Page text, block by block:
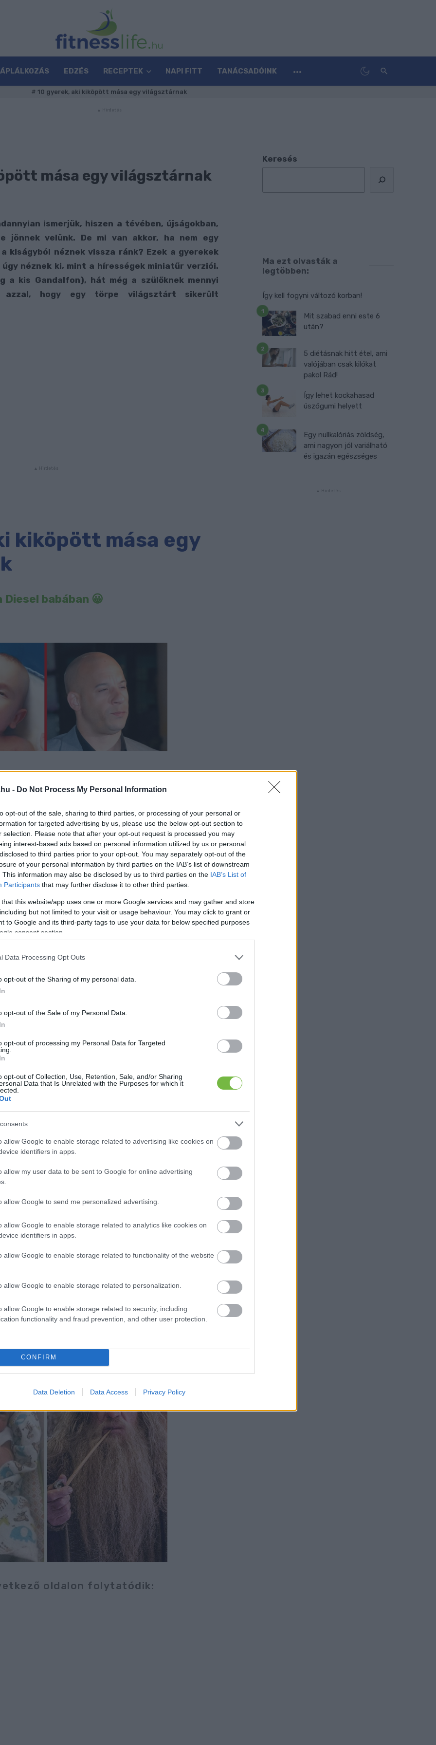
- Do Not Process My Personal Information
opt-out of the sale, sharing to third parties, or processing of your personal or
for targeted advertising by us, please use the below opt-out section to
selection. Please note that after your opt-out request is processed you may
interest-based ads based on personal information utilized by us or personal
to third parties prior to your opt-out. You may separately opt-out of the
of your personal information by third parties on the IAB’s list of downstream
This information may also be disclosed by us to third parties on the IAB’s List of
Participants that may further disclose it to other third parties.
that this website/app uses one or more Google services and may gather and store
but not limited to your visit or usage behaviour. You may click to grant or
to Google and its third-party tags to use your data for below specified purposes
consent section.
Data Processing Opt Outs
opt-out of the Sharing of my personal data.
opt-out of the Sale of my Personal Data.
opt-out of processing my Personal Data for Targeted
opt-out of Collection, Use, Retention, Sale, and/or Sharing
Data that Is Unrelated with the Purposes for which it
allow Google to enable storage related to advertising like cookies on
identifiers in apps.
allow my user data to be sent to Google for online advertising
allow Google to send me personalized advertising.
allow Google to enable storage related to analytics like cookies on
identifiers in apps.
allow Google to enable storage related to functionality of the website
allow Google to enable storage related to personalization.
allow Google to enable storage related to security, including
functionality and fraud prevention, and other user protection.
CONFIRM
Data Deletion Data Access Privacy Policy
EDZÉS RECEPTEK NAPI FITT TANÁCSADÓINK
# 10 gyerek, aki kiköpött mása egy világsztárnak
mása egy világsztárnak
ismerjük, hiszen a tévében, újságokban,
jönnek velünk. De mi van akkor, ha nem egy
kiságyból néznek vissza ránk? Ezek a gyerekek
néznek ki, mint a hírességek miniatűr verziói.
kis Gandalfon), hát még a szülőknek mennyi
azzal, hogy egy törpe világsztárt sikerült
kiköpött mása egy
Diesel babában 😀
😀
elgondolkodott.. 🙂
oldalon folytatódik:
Keresés
Ma ezt olvasták a
legtöbben:
Így kell fogyni változó korban!
Mit szabad enni este 6
után?
5 diétásnak hitt étel, ami
valójában csak kilókat
pakol Rád!
Így lehet kockahasad
úszógumi helyett
Egy nullkalóriás zöldség,
ami nagyon jól variálható
és igazán egészséges